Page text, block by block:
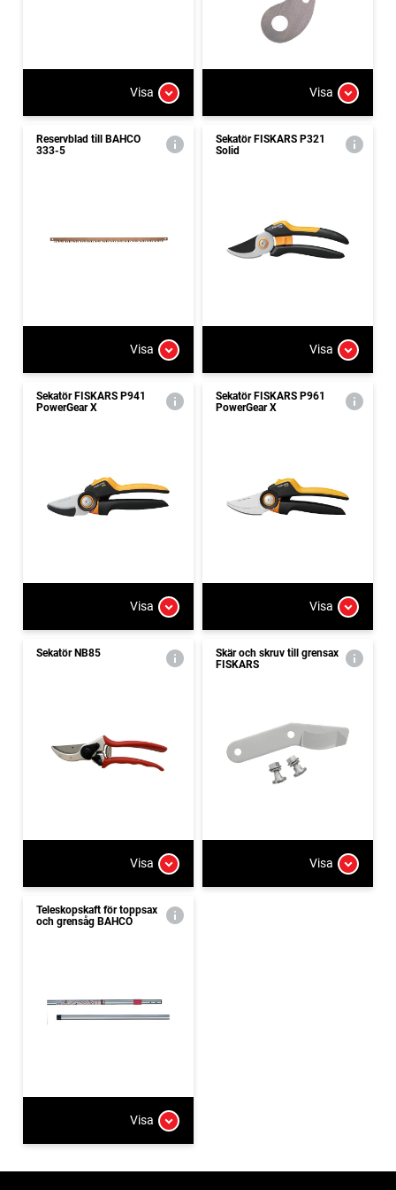
Visa Visa
Reservblad till BAHCO
333-5
Visa
Sekatör FISKARS P321
Solid
Visa
Sekatör FISKARS P941
PowerGear X
Visa
Sekatör FISKARS P961
PowerGear X
Visa
Sekatör NB85
Visa
Skär och skruv till grensax
FISKARS
Visa
Teleskopskaft för toppsax
och grensåg BAHCO
Visa